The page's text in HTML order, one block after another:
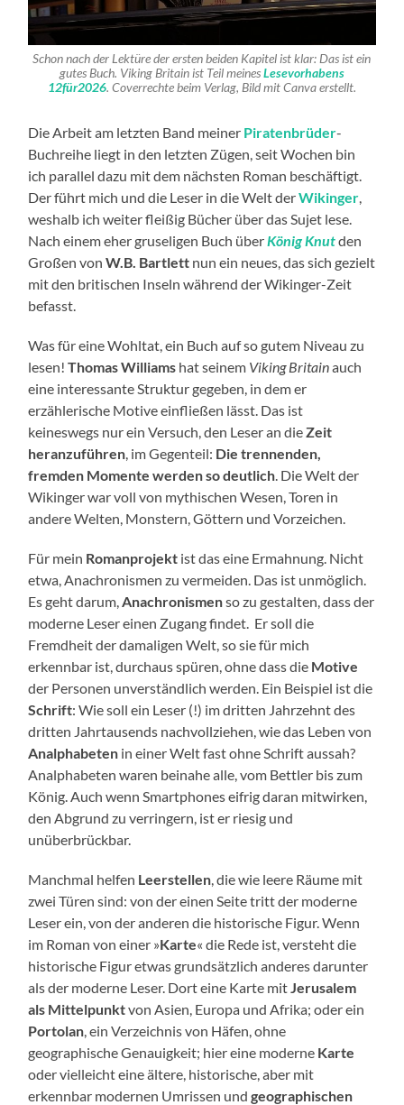
Schon nach der Lektüre der ersten beiden Kapitel ist klar: Das ist ein
gutes Buch. Viking Britain ist Teil meinesLesevorhabens
12für2026. Coverrechte beim Verlag, Bild mit Canva erstellt.
Die Arbeit am letzten Band meiner Piratenbrüder-
Buchreihe liegt in den letzten Zügen, seit Wochen bin
ich parallel dazu mit dem nächsten Roman beschäftigt.
Der führt mich und die Leser in die Welt derWikinger,
weshalb ich weiter fleißig Bücher über das Sujet lese.
Nach einem eher gruseligen Buch überKönig Knutden
Großen von W.B. Bartlett nun ein neues, das sich gezielt
mit den britischen Inseln während der Wikinger-Zeit
befasst.
Was für eine Wohltat, ein Buch auf so gutem Niveau zu
lesen!Thomas Williams hat seinem Viking Britainauch
eine interessante Struktur gegeben, in dem er
erzählerische Motive einfließen lässt. Das ist
keineswegs nur ein Versuch, den Leser an dieZeit
heranzuführen, im Gegenteil: Die trennenden,
fremden Momente werden so deutlich. Die Welt der
Wikinger war voll von mythischen Wesen, Toren in
andere Welten, Monstern, Göttern und Vorzeichen.
Für mein Romanprojekt ist das eine Ermahnung. Nicht
etwa, Anachronismen zu vermeiden. Das ist unmöglich.
Es geht darum,Anachronismenso zu gestalten, dass der
moderne Leser einen Zugang findet. Er soll die
Fremdheit der damaligen Welt, so sie für mich
erkennbar ist, durchaus spüren, ohne dass die Motive
der Personen unverständlich werden. Ein Beispiel ist die
Schrift: Wie soll ein Leser (!) im dritten Jahrzehnt des
dritten Jahrtausends nachvollziehen, wie das Leben von
Analphabeten in einer Welt fast ohne Schrift aussah?
Analphabeten waren beinahe alle, vom Bettler bis zum
König. Auch wenn Smartphones eifrig daran mitwirken,
den Abgrund zu verringern, ist er riesig und
unüberbrückbar.
Manchmal helfen Leerstellen, die wie leere Räume mit
zwei Türen sind: von der einen Seite tritt der moderne
Leser ein, von der anderen die historische Figur. Wenn
im Roman von einer »Karte« die Rede ist, versteht die
historische Figur etwas grundsätzlich anderes darunter
als der moderne Leser. Dort eine Karte mitJerusalem
als Mittelpunktvon Asien, Europa und Afrika; oder ein
Portolan, ein Verzeichnis von Häfen, ohne
geographische Genauigkeit; hier eine moderne Karte
oder vielleicht eine ältere, historische, aber mit
erkennbar modernen Umrissen undgeographischen